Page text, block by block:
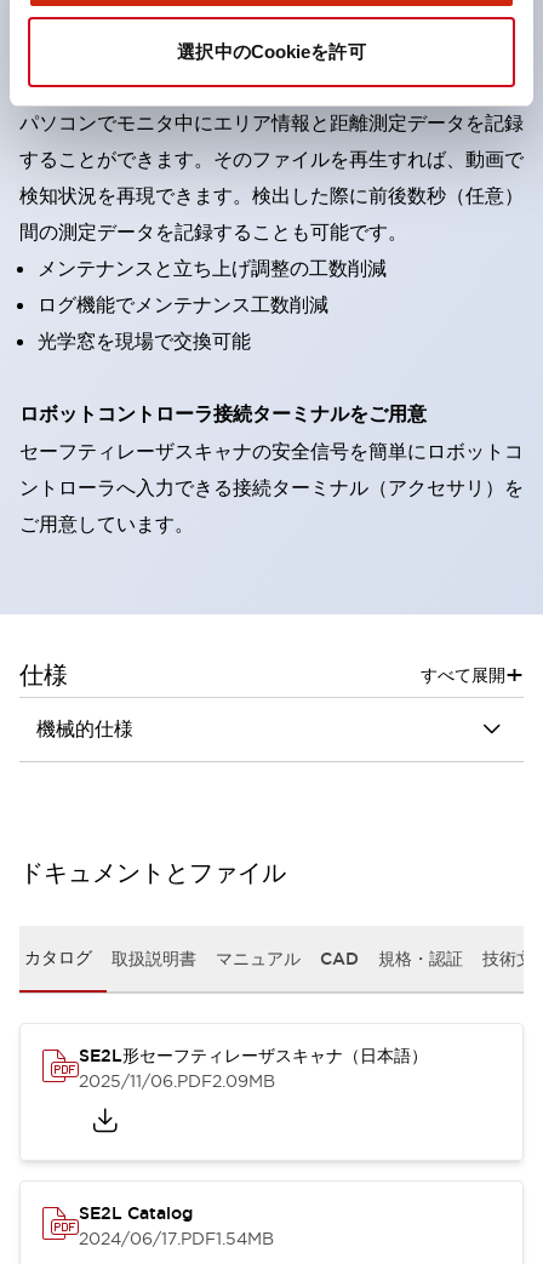
選択中のCookieを許可
自動的に防護エリアを設定できます。複雑な背景でもこの
機能を利用すれば最小限の手間でエリアを描画できます。
検出状態を動画で確認
パソコンでモニタ中にエリア情報と距離測定データを記録
することができます。そのファイルを再生すれば、動画で
検知状況を再現できます。検出した際に前後数秒（任意）
間の測定データを記録することも可能です。
メンテナンスと立ち上げ調整の工数削減
ログ機能でメンテナンス工数削減
光学窓を現場で交換可能
ロボットコントローラ接続ターミナルをご用意
セーフティレーザスキャナの安全信号を簡単にロボットコ
ントローラへ入力できる接続ターミナル（アクセサリ）を
ご用意しています。
仕様 すべて展開+
機械的仕様
ドキュメントとファイル
カタログ 取扱説明書 マニュアル CAD 規格・認証 技術文
SE2L形セーフティレーザスキャナ（日本語）
2025/11/06.PDF2.09MB
SE2L Catalog
2024/06/17.PDF1.54MB